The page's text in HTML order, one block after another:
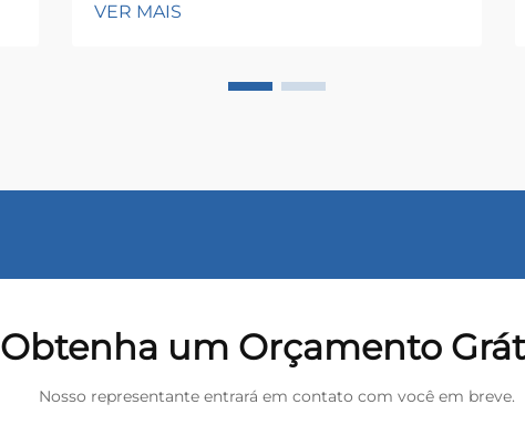
VER MAIS
Obtenha um Orçamento
Nosso representante entrará em contato com você em breve.